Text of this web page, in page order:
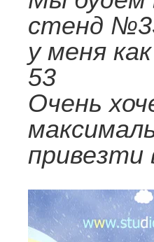
стенд
у меня
53
Очень